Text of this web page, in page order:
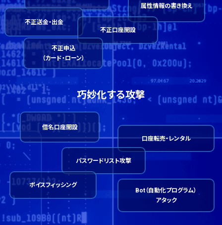
属性情報の書き換え
不正送金・出金
不正口座開設
不正申込
（カード・ローン）
巧妙化する攻撃
借名口座開設
口座転売・レンタル
パスワードリスト攻撃
ボイスフィッシング
Bot（自動化プログラム）
アタック